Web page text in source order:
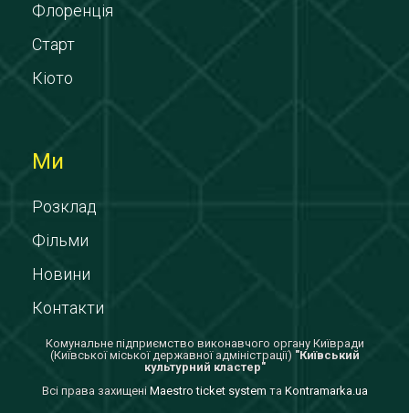
Флоренція
Старт
Кіото
Ми
Розклад
Фільми
Новини
Контакти
Комунальне підприємство виконавчого органу Київради
(Київської міської державної адміністрації) "Київський
культурний кластер"
Всi права захищенi Maestro ticket system та Kontramarka.ua